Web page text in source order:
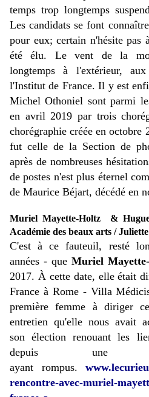
temps trop longtemps
Les candidats se font
pour eux; certain n'hésite pas
été élu. Le vent de la
longtemps à l'extérieur,
l'Institut de France. Il y est
Michel Othoniel sont parmi
en avril 2019 par trois
chorégraphie créée en octobre
fut celle de la Section de
après de nombreuses
de postes n'est plus éternel
de Maurice Béjart, décédé en
Muriel Mayette-Holtz &
Académie des beaux arts /
C'est à ce fauteuil, resté
années - que Muriel
2017. À cette date, elle était
France à Rome - Villa
première femme à diriger
entretien qu'elle nous avait
son élection renouant les
depuis une
ayant rompus.
rencontre-avec-muriel-